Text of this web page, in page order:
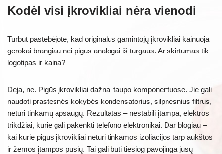
Kodėl visi įkrovikliai nėra vienodi
Turbūt pastebėjote, kad originalūs gamintojų įkrovikliai kainuoja
gerokai brangiau nei pigūs analogai iš turgaus. Ar skirtumas tik
logotipas ir kaina?
Deja, ne. Pigūs įkrovikliai dažnai taupo komponentuose. Jie gali
naudoti prastesnės kokybės kondensatorius, silpnesnius filtrus,
neturi tinkamų apsaugų. Rezultatas – nestabili įtampa, elektros
trikdžiai, kurie gali pakenkti telefono elektronikai. Dar blogiau –
kai kurie pigūs įkrovikliai neturi tinkamos izoliacijos tarp aukštos
ir žemos įtampos pusių. Tai gali būti tiesiog pavojinga jūsų